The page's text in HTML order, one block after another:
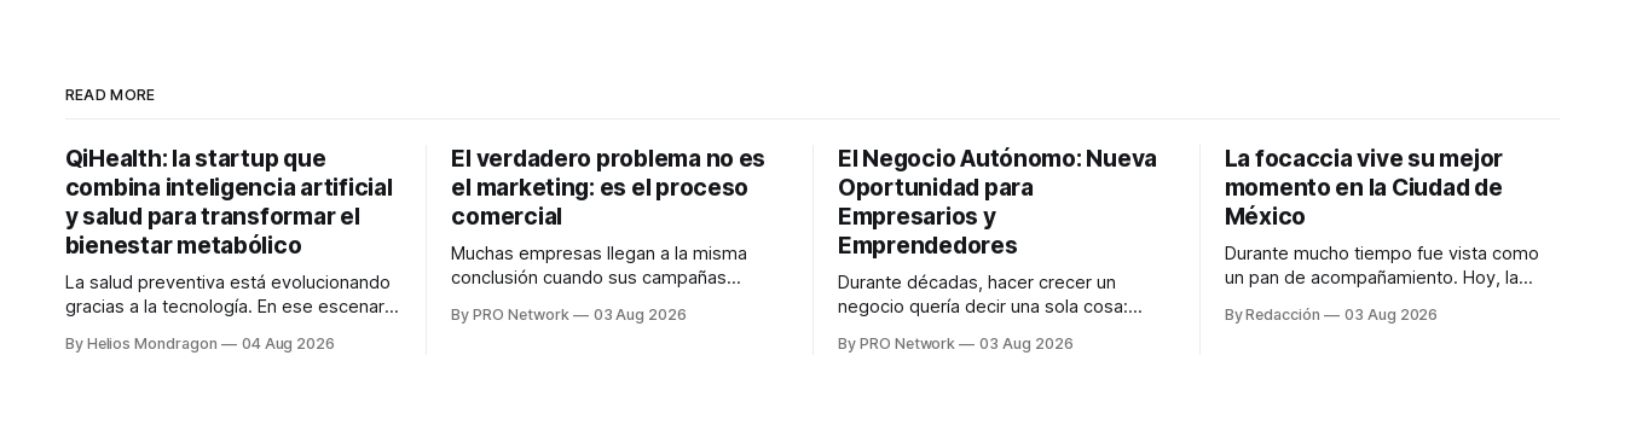
READ MORE
QiHealth: la startup que
combina inteligencia artificial
y salud para transformar el
bienestar metabólico
La salud preventiva está evolucionando
gracias a la tecnología. En ese escenario
desarrolla un ecosistema digital capaz
By Helios Mondragon 04 Aug 2026
El verdadero problema no es
el marketing: es el proceso
comercial
Muchas empresas llegan a la misma
conclusión cuando sus campañas
marketing no funciona". Sin embargo,
By PRO Network 03 Aug 2026
El Negocio Autónomo: Nueva
Oportunidad para
Empresarios y
Emprendedores
Durante décadas, hacer crecer un
negocio quería decir una sola cosa:
anuncios, un especialista en marketing
By PRO Network 03 Aug 2026
La focaccia vive su mejor
momento en la Ciudad de
México
Durante mucho tiempo fue vista como
un pan de acompañamiento. Hoy, la
platillos favoritos de quienes buscan
By Redacción 03 Aug 2026